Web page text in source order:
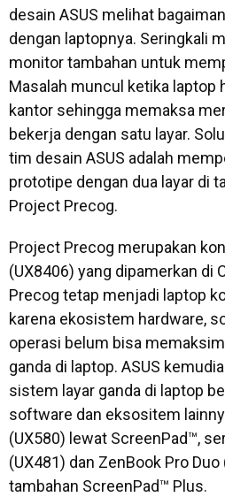
desain ASUS melihat
dengan laptopnya. Seringkali
monitor tambahan untuk
Masalah muncul ketika laptop
kantor sehingga memaksa
bekerja dengan satu layar.
tim desain ASUS adalah
prototipe dengan dua layar di
Project Precog.
Project Precog merupakan
(UX8406) yang dipamerkan di
Precog tetap menjadi laptop
karena ekosistem hardware,
operasi belum bisa
ganda di laptop. ASUS
sistem layar ganda di laptop
software dan eksositem
(UX580) lewat ScreenPad™,
(UX481) dan ZenBook Pro
tambahan ScreenPad™ Plus.